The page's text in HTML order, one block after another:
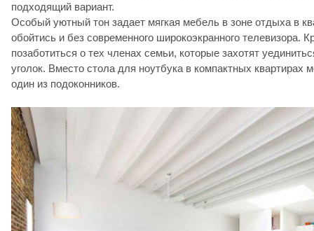
подходящий вариант.
Особый уютный тон задает мягкая мебель в зоне отдыха в
обойтись и без современного широкоэкранного телевизора.
позаботиться о тех членах семьи, которые захотят
уголок. Вместо стола для ноутбука в компактных квартирах
один из подоконников.